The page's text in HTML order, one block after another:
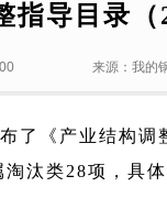
指导目录
来源：我的
了《产业结构
汰类28项，具